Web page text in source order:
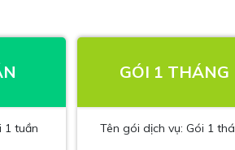
1 tuần
GÓI 1 THÁNG
Tên gói dịch vụ: Gói 1